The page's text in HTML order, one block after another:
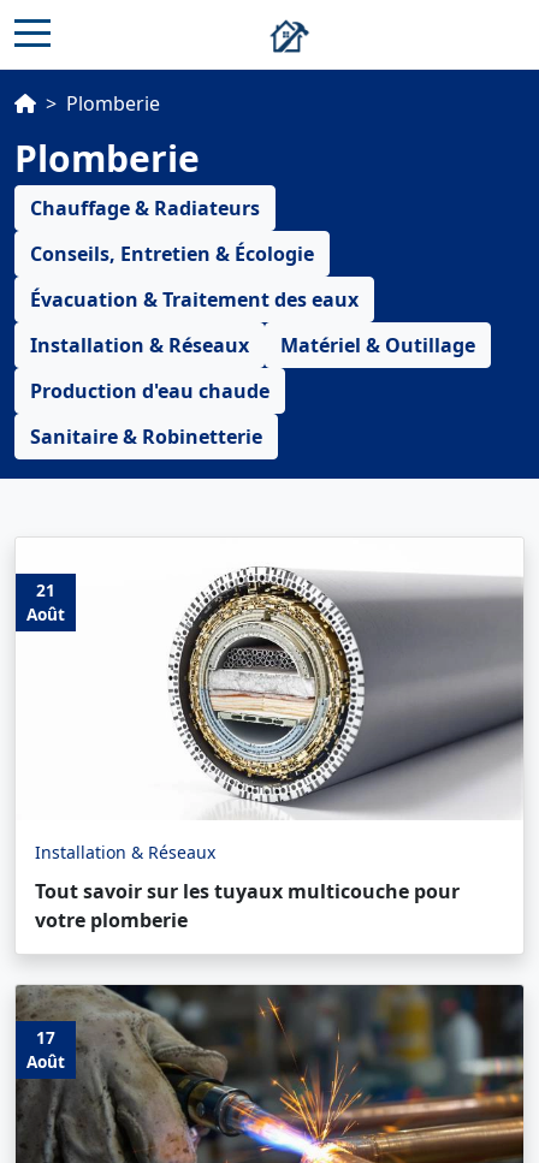
> Plomberie
Plomberie
Chauffage & Radiateurs
Conseils, Entretien & Écologie
Évacuation & Traitement des eaux
Installation & Réseaux
Matériel & Outillage
Production d'eau chaude
Sanitaire & Robinetterie
21
Août
Installation & Réseaux
Tout savoir sur les tuyaux multicouche pour
votre plomberie
17
Août